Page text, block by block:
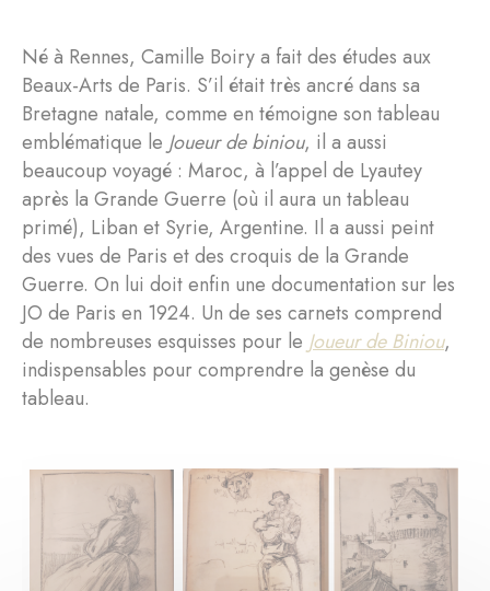
Né à Rennes, Camille Boiry a fait des études aux
Beaux-Arts de Paris. S’il était très ancré dans sa
Bretagne natale, comme en témoigne son tableau
emblématique le Joueur de biniou, il a aussi
beaucoup voyagé : Maroc, à l’appel de Lyautey
après la Grande Guerre (où il aura un tableau
primé), Liban et Syrie, Argentine. Il a aussi peint
des vues de Paris et des croquis de la Grande
Guerre. On lui doit enfin une documentation sur les
JO de Paris en 1924. Un de ses carnets comprend
de nombreuses esquisses pour le Joueur de Biniou,
indispensables pour comprendre la genèse du
tableau.